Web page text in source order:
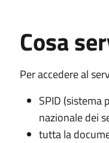
Cosa
Per accedere al
SPID (sistema
nazionale dei
tutta la